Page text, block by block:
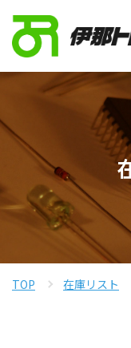
TOP 在庫リスト